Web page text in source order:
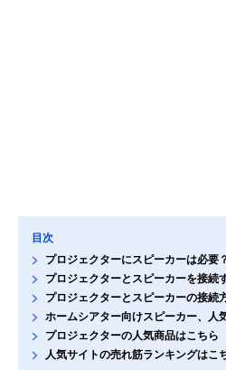
目次
プロジェクターにスピーカーは必要
プロジェクターとスピーカーを接続
プロジェクターとスピーカーの接続
ホームシアター向けスピーカー、人
プロジェクターの人気商品はこちら
人気サイトの売れ筋ランキングはこ